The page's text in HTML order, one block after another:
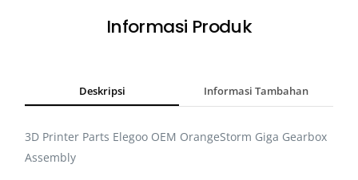
Informasi Produk
Deskripsi Informasi Tambahan
3D Printer Parts Elegoo OEM OrangeStorm Giga Gearbox
Assembly